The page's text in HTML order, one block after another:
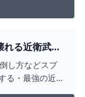
お借
る近衛武器
伝説 ティア
し方などスプ
る・最強の近衛